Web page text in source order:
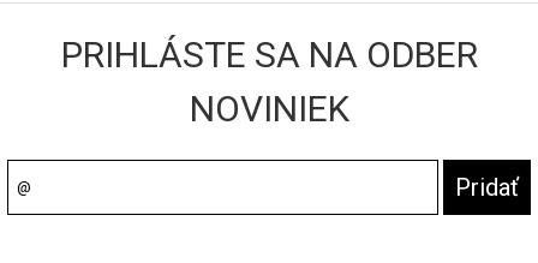
PRIHLÁSTE SA NA ODBER
NOVINIEK